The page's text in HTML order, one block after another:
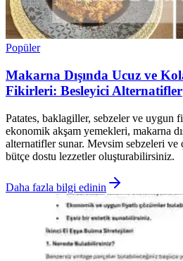
Popüler
Makarna Dışında Ucuz ve
Fikirleri: Besleyici Alternatifler
Patates, baklagiller, sebzeler ve uygun
ekonomik akşam yemekleri, makarna
alternatifler sunar. Mevsim sebzeleri ve
bütçe dostu lezzetler oluşturabilirsiniz.
Daha fazla bilgi edinin